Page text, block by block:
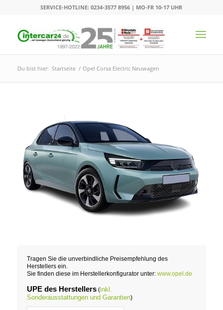
SERVICE-HOTLINE: 0234-3577 8956 | MO-FR 10-17 UHR
Du bist hier: Startseite / Opel Corsa Electric Neuwagen
Tragen Sie die unverbindliche Preisempfehlung des
Herstellers ein.
Sie finden diese im Herstellerkonfigurator unter: www.opel.de
UPE des Herstellers(inkl.
Sonderausstattungen und Garantien)